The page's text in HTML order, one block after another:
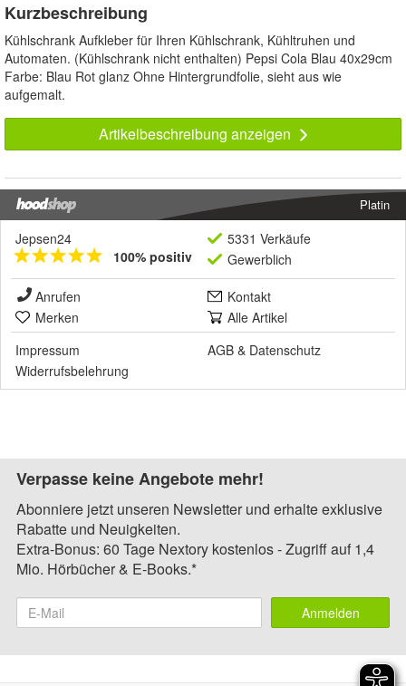
Kurzbeschreibung
Kühlschrank Aufkleber für Ihren Kühlschrank, Kühltruhen und
Automaten. (Kühlschrank nicht enthalten) Pepsi Cola Blau 40x29cm
Farbe: Blau Rot glanz Ohne Hintergrundfolie, sieht aus wie
aufgemalt.
Artikelbeschreibung anzeigen
Platin
Jepsen24
100% positiv
5331 Verkäufe
Gewerblich
Anrufen
Kontakt
Merken
Alle Artikel
Impressum
AGB & Datenschutz
Widerrufsbelehrung
Verpasse keine Angebote mehr!
Abonniere jetzt unseren Newsletter und erhalte exklusive
Rabatte und Neuigkeiten.
Extra-Bonus: 60 Tage Nextory kostenlos - Zugriff auf 1,4
Mio. Hörbücher & E-Books.*
Anmelden